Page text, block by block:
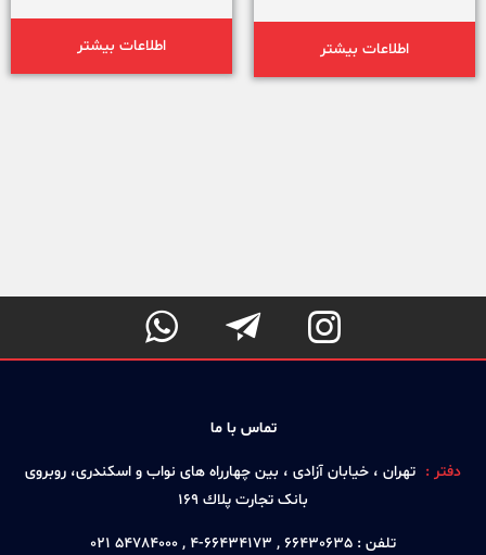
اطلاعات بیشتر اطلاعات بیشتر



تماس با ما
دفتر : تهران ، خيابان آزادی ، بين چهارراه های نواب و اسكندری، روبروی
بانک تجارت پلاك 169
تلفن : 66430635 , 66434173-4 , 54784000 021